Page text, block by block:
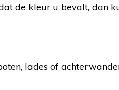
de kleur u bevalt, dan
lades of